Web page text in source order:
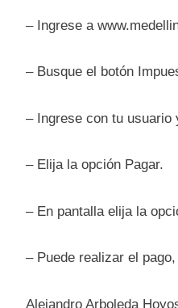
– Ingrese a
– Busque el botón
– Ingrese con tu usuario
– Elija la opción Pagar.
– En pantalla elija la
– Puede realizar el
Alejandro Arboleda